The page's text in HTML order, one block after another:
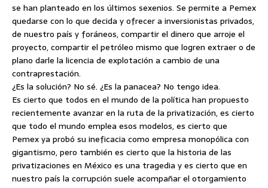
se han planteado en los últimos sexenios. Se permite a Pemex
quedarse con lo que decida y ofrecer a inversionistas privados,
de nuestro país y foráneos, compartir el dinero que arroje el
proyecto, compartir el petróleo mismo que logren extraer o de
plano darle la licencia de explotación a cambio de una
contraprestación.
¿Es la solución? No sé. ¿Es la panacea? No tengo idea.
Es cierto que todos en el mundo de la política han propuesto
recientemente avanzar en la ruta de la privatización, es cierto
que todo el mundo emplea esos modelos, es cierto que
Pemex ya probó su ineficacia como empresa monopólica con
gigantismo, pero también es cierto que la historia de las
privatizaciones en México es una tragedia y es cierto que en
nuestro país la corrupción suele acompañar el otorgamiento